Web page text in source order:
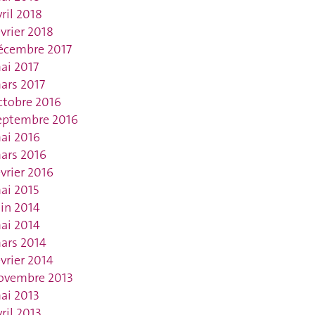
2018
2018
2017
2017
2017
2016
2016
2016
2016
2016
2015
2014
2014
2014
2014
2013
2013